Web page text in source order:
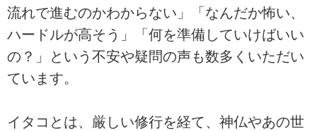
流れで進むのかわからない」「なんだか怖い、
ハードルが高そう」「何を準備していけばいい
の？」という不安や疑問の声も数多くいただい
ています。
イタコとは、厳しい修行を経て、神仏やあの世